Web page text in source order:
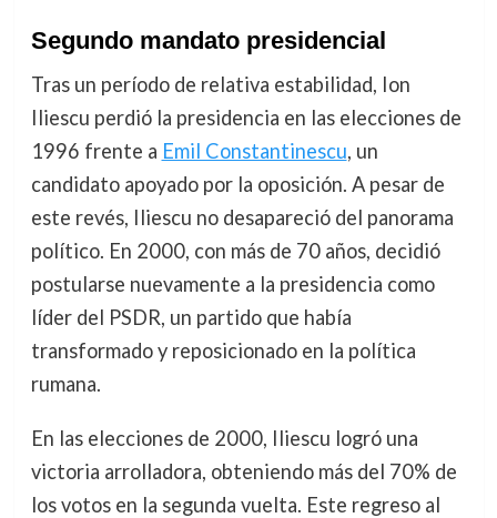
Segundo mandato presidencial
Tras un período de relativa estabilidad, Ion
Iliescu perdió la presidencia en las elecciones de
1996 frente a Emil Constantinescu, un
candidato apoyado por la oposición. A pesar de
este revés, Iliescu no desapareció del panorama
político. En 2000, con más de 70 años, decidió
postularse nuevamente a la presidencia como
líder del PSDR, un partido que había
transformado y reposicionado en la política
rumana.
En las elecciones de 2000, Iliescu logró una
victoria arrolladora, obteniendo más del 70% de
los votos en la segunda vuelta. Este regreso al